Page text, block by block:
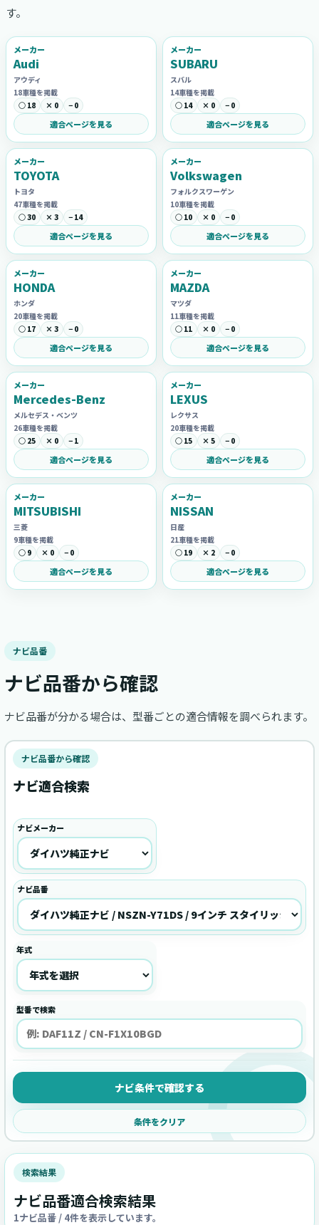
す。
メーカー
Audi
アウディ
18車種を掲載
○ 18
× 0 − 0
適合ページを見る
メーカー
SUBARU
スバル
14車種を掲載
○ 14
× 0 − 0
適合ページを見る
メーカー
TOYOTA
トヨタ
47車種を掲載
○ 30
× 3 − 14
適合ページを見る
メーカー
Volkswagen
フォルクスワーゲン
10車種を掲載
○ 10
× 0 − 0
適合ページを見る
メーカー
HONDA
ホンダ
20車種を掲載
○ 17
× 3 − 0
適合ページを見る
メーカー
MAZDA
マツダ
11車種を掲載
○ 11
× 0 − 0
適合ページを見る
メーカー
Mercedes-Benz
メルセデス・ベンツ
26車種を掲載
○ 25
× 0 − 1
適合ページを見る
メーカー
LEXUS
レクサス
20車種を掲載
○ 15
× 5 − 0
適合ページを見る
メーカー
MITSUBISHI
三菱
9車種を掲載
○ 9
× 0 − 0
適合ページを見る
メーカー
NISSAN
日産
21車種を掲載
○ 19
× 2 − 0
適合ページを見る
ナビ品番
ナビ品番から確認
ナビ品番が分かる場合は、型番ごとの適合情報を調べられます。
ナビ品番から確認
ナビ適合検索
ナビメーカー
ナビ品番
年式
型番で検索
ナビ条件で確認する
条件をクリア
検索結果
ナビ品番適合検索結果
1ナビ品番 / 4件を表示しています。